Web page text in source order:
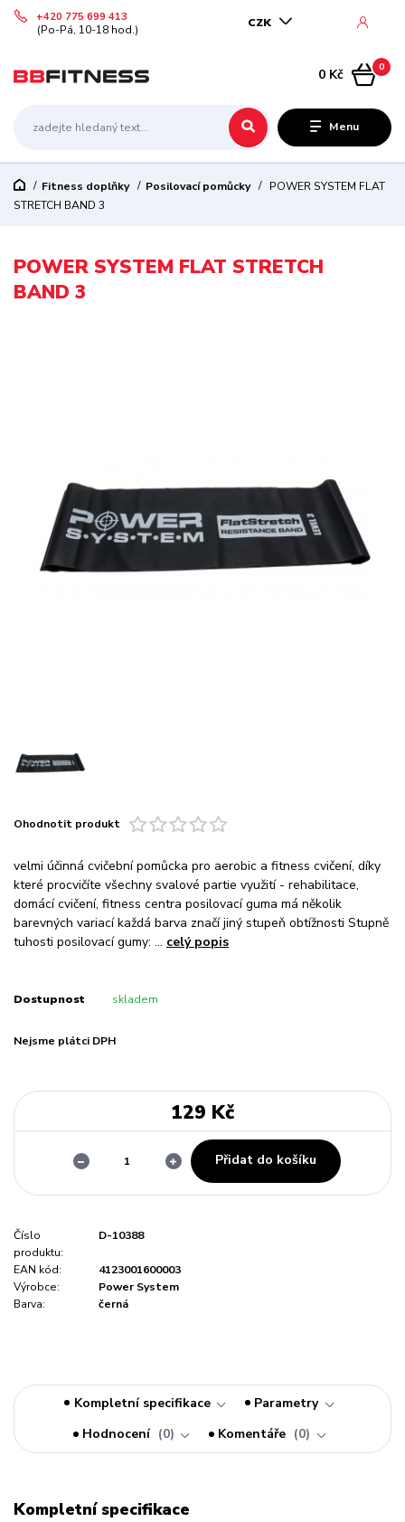
Menu
CZK
+420 775 699 413
(Po-Pá, 10-18 hod.)
0
0 Kč
Fitness doplňky Posilovací pomůcky
POWER SYSTEM FLAT
STRETCH BAND 3
POWER SYSTEM FLAT STRETCH
BAND 3
Ohodnotit produkt
velmi účinná cvičební pomůcka pro aerobic a fitness cvičení, díky
které procvičíte všechny svalové partie využití - rehabilitace,
domácí cvičení, fitness centra posilovací guma má několik
barevných variací každá barva značí jiný stupeň obtížnosti Stupně
tuhosti posilovací gumy: ... celý popis
Dostupnost skladem
Nejsme plátci DPH
129 Kč
Přidat do košíku
Číslo
produktu:
D-10388
EAN kód:
4123001600003
Výrobce:
Power System
Barva:
černá
Kompletní specifikace
Parametry
Hodnocení
0 Komentáře 0
Kompletní specifikace